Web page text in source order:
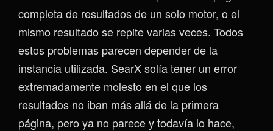
completa de resultados de un solo motor, o el
mismo resultado se repite varias veces. Todos
estos problemas parecen depender de la
instancia utilizada. SearX solía tener un error
extremadamente molesto en el que los
resultados no iban más allá de la primera
página, pero ya no parece y todavía lo hace,